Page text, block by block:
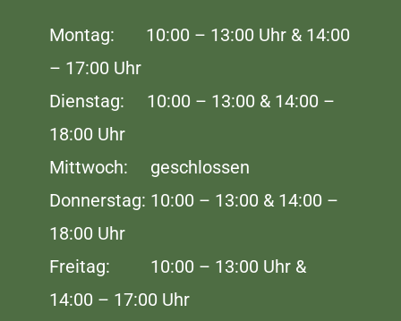
Montag: 10:00 – 13:00 Uhr & 14:00
– 17:00 Uhr
Dienstag: 10:00 – 13:00 & 14:00 –
18:00 Uhr
Mittwoch: geschlossen
Donnerstag: 10:00 – 13:00 & 14:00 –
18:00 Uhr
Freitag: 10:00 – 13:00 Uhr &
14:00 – 17:00 Uhr